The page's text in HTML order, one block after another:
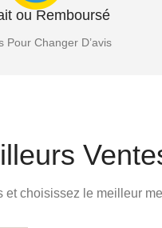
ou Remboursé
Pour Changer D’avis
choisissez le meilleur